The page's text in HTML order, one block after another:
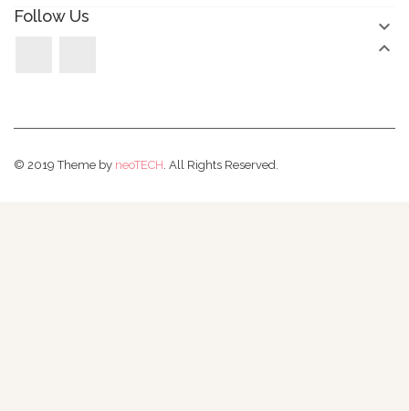
Follow Us


© 2019 Theme by neoTECH. All Rights Reserved.